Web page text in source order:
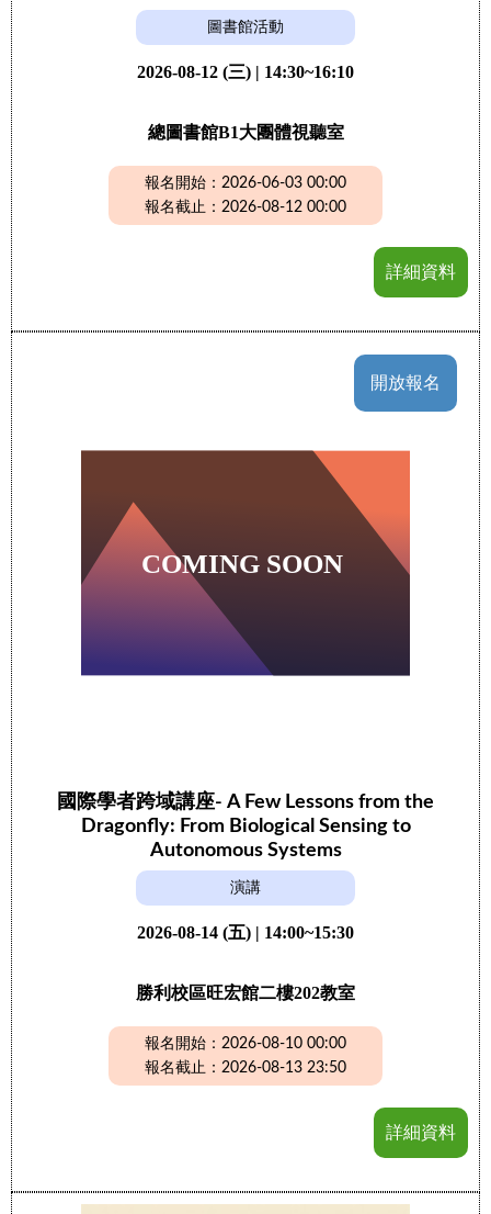
圖書館活動
2026-08-12 (三) | 14:30~16:10
總圖書館B1大團體視聽室
報名開始：2026-06-03 00:00
報名截止：2026-08-12 00:00
詳細資料
開放報名
國際學者跨域講座- A Few Lessons from the
Dragonfly: From Biological Sensing to
Autonomous Systems
演講
2026-08-14 (五) | 14:00~15:30
勝利校區旺宏館二樓202教室
報名開始：2026-08-10 00:00
報名截止：2026-08-13 23:50
詳細資料